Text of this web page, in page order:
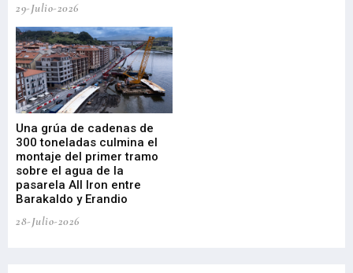
29-Julio-2026
Una grúa de cadenas de
300 toneladas culmina el
montaje del primer tramo
sobre el agua de la
pasarela All Iron entre
Barakaldo y Erandio
28-Julio-2026